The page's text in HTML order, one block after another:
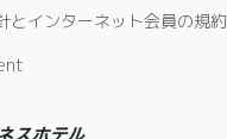
とインターネット会員の規約